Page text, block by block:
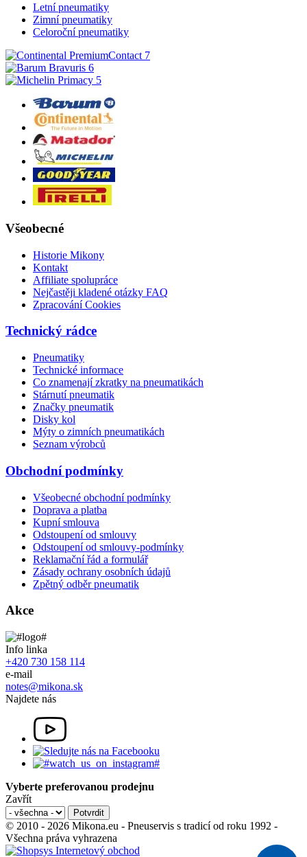
Letní pneumatiky
Zimní pneumatiky
Celoroční pneumatiky
Všeobecné
Historie Mikony
Kontakt
Affiliate spolupráce
Nejčastěji kladené otázky FAQ
Zpracování Cookies
Technický rádce
Pneumatiky
Technické informace
Co znamenají zkratky na pneumatikách
Stárnutí pneumatik
Značky pneumatik
Disky kol
Mýty o zimních pneumatikách
Seznam výrobců
Obchodní podmínky
Všeobecné obchodní podmínky
Doprava a platba
Kupní smlouva
Odstoupení od smlouvy
Odstoupení od smlouvy-podmínky
Reklamační řád a formulář
Zásady ochrany osobních údajů
Zpětný odběr pneumatik
Akce
Info linka
+420 730 158 114
e-mail
notes@mikona.sk
Najdete nás
Vyberte preferovanou prodejnu
Zavřít
© 2010 - 2026 Mikona.eu - Pneuservis s tradicí od roku 1992 -
Všechna práva vyhrazena